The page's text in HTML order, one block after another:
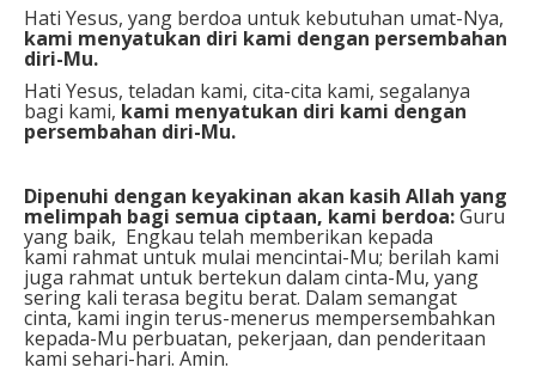
Hati Yesus, yang berdoa untuk kebutuhan umat-Nya,
kami menyatukan diri kami dengan persembahan
diri-Mu.
Hati Yesus, teladan kami, cita-cita kami, segalanya
bagi kami, kami menyatukan diri kami dengan
persembahan diri-Mu.
Dipenuhi dengan keyakinan akan kasih Allah yang
melimpah bagi semua ciptaan, kami berdoa:Guru
yang baik, Engkau telah memberikan kepada
kami rahmat untuk mulai mencintai-Mu; berilah kami
juga rahmat untuk bertekun dalam cinta-Mu, yang
sering kali terasa begitu berat. Dalam semangat
cinta, kami ingin terus-menerus mempersembahkan
kepada-Mu perbuatan, pekerjaan, dan penderitaan
kami sehari-hari. Amin.